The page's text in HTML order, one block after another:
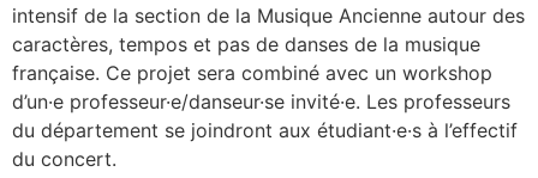
intensif de la section de la Musique Ancienne autour des
caractères, tempos et pas de danses de la musique
française. Ce projet sera combiné avec un workshop
d’un·e professeur·e/danseur·se invité·e. Les professeurs
du département se joindront aux étudiant·e·s à l’effectif
du concert.